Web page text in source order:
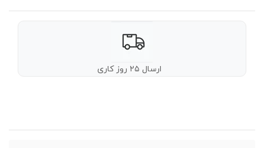
ارسال ۲۵ روز کاری